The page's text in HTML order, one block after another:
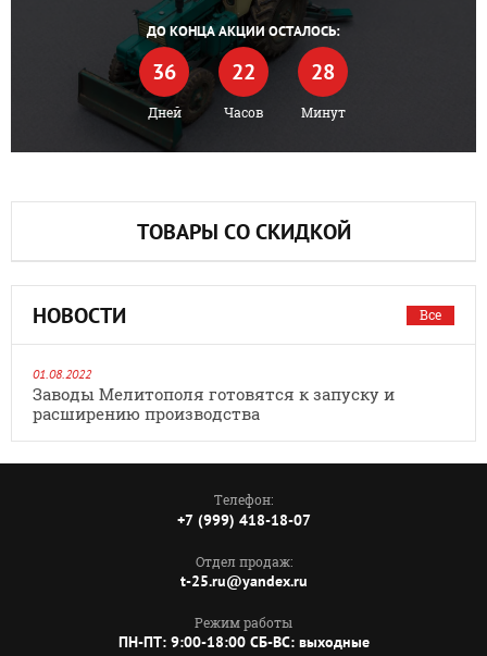
ДО КОНЦА АКЦИИ ОСТАЛОСЬ:
36
Дней
22
Часов
28
Минут
ТОВАРЫ СО СКИДКОЙ
НОВОСТИ Все
01.08.2022
Заводы Мелитополя готовятся к запуску и
расширению производства
Телефон:
+7 (999) 418-18-07
Отдел продаж:
t-25.ru@yandex.ru
Режим работы
ПН-ПТ: 9:00-18:00 СБ-ВС: выходные